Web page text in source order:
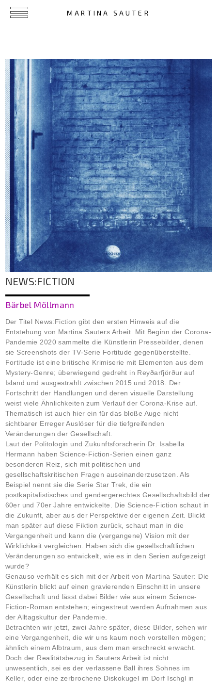
MARTINA SAUTER
NEWS:FICTION
Bärbel Möllmann
Der Titel News:Fiction gibt den ersten Hinweis auf die
Entstehung von Martina Sauters Arbeit. Mit Beginn der Corona-
Pandemie 2020 sammelte die Künstlerin Pressebilder, denen
sie Screenshots der TV-Serie Fortitude gegenüberstellte.
Fortitude ist eine britische Krimiserie mit Elementen aus dem
Mystery-Genre; überwiegend gedreht in Reyðarfjörður auf
Island und ausgestrahlt zwischen 2015 und 2018. Der
Fortschritt der Handlungen und deren visuelle Darstellung
weist viele Ähnlichkeiten zum Verlauf der Corona-Krise auf.
Thematisch ist auch hier ein für das bloße Auge nicht
sichtbarer Erreger Auslöser für die tiefgreifenden
Veränderungen der Gesellschaft.
Laut der Politologin und Zukunftsforscherin Dr. Isabella
Hermann haben Science-Fiction-Serien einen ganz
besonderen Reiz, sich mit politischen und
gesellschaftskritischen Fragen auseinanderzusetzen. Als
Beispiel nennt sie die Serie Star Trek, die ein
postkapitalistisches und gendergerechtes Gesellschaftsbild der
60er und 70er Jahre entwickelte. Die Science-Fiction schaut in
die Zukunft, aber aus der Perspektive der eigenen Zeit. Blickt
man später auf diese Fiktion zurück, schaut man in die
Vergangenheit und kann die (vergangene) Vision mit der
Wirklichkeit vergleichen. Haben sich die gesellschaftlichen
Veränderungen so entwickelt, wie es in den Serien aufgezeigt
wurde?
Genauso verhält es sich mit der Arbeit von Martina Sauter: Die
Künstlerin blickt auf einen gravierenden Einschnitt in unsere
Gesellschaft und lässt dabei Bilder wie aus einem Science-
Fiction-Roman entstehen; eingestreut werden Aufnahmen aus
der Alltagskultur der Pandemie.
Betrachten wir jetzt, zwei Jahre später, diese Bilder, sehen wir
eine Vergangenheit, die wir uns kaum noch vorstellen mögen;
ähnlich einem Albtraum, aus dem man erschreckt erwacht.
Doch der Realitätsbezug in Sauters Arbeit ist nicht
unwesentlich, sei es der verlassene Ball ihres Sohnes im
Keller, oder eine zerbrochene Diskokugel im Dorf Ischgl in